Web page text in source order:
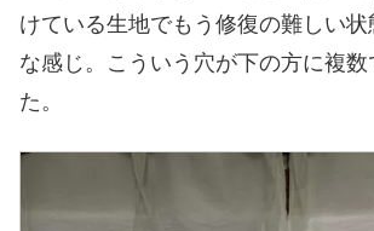
けている生地でもう修復の難しい
な感じ。こういう穴が下の方に複数
た。